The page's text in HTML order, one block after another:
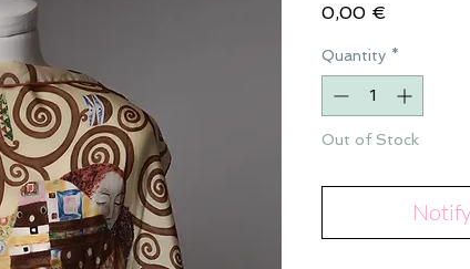
0,00 €
Quantity *
Out of Stock